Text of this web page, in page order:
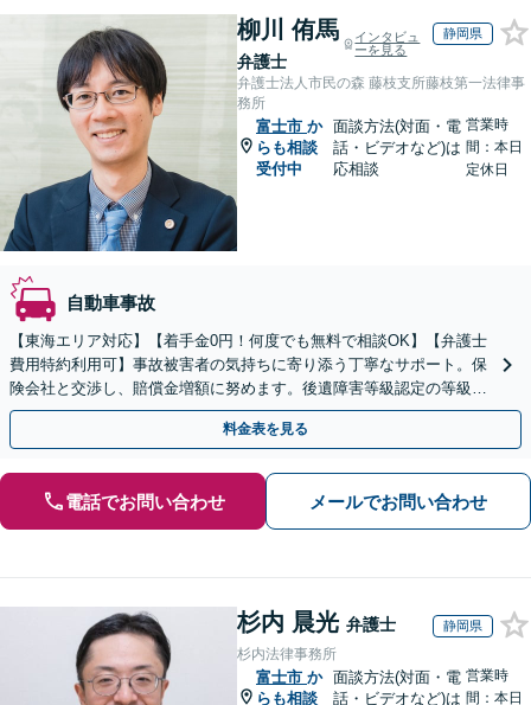
柳川 侑馬
弁護士
インタビュ
ーを見る
静岡県
弁護士法人市民の森 藤枝支所藤枝第一法律事
務所
富士市 か
らも相談
受付中
面談方法(対面・電
話・ビデオなど)は
応相談
営業時
間：本日
定休日
自動車事故
【東海エリア対応】【着手金0円！何度でも無料で相談OK】【弁護士
費用特約利用可】事故被害者の気持ちに寄り添う丁寧なサポート。保
険会社と交渉し、賠償金増額に努めます。後遺障害等級認定の等級ア
ップ実績も多数。事故直後の方もまずはご相談ください。
料金表を見る
電話でお問い合わせ メールでお問い合わせ
杉内 晨光 弁護士 静岡県
杉内法律事務所
富士市 か
らも相談
面談方法(対面・電
話・ビデオなど)は
営業時
間：本日